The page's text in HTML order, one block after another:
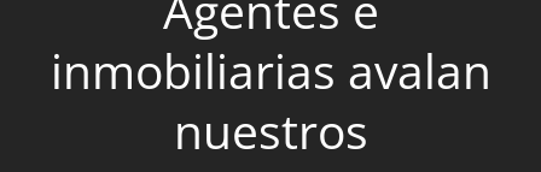
inmobiliarias avalan
nuestros